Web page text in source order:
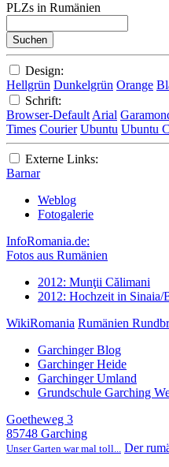
PLZs in Rumänien
Design:
Hellgrün Dunkelgrün Orange
Schrift:
Browser-Default Arial
Times Courier Ubuntu Ubuntu
Externe Links:
Barnar
Weblog
Fotogalerie
InfoRomania.de:
Fotos aus Rumänien
2012: Munţii Călimani
2012: Hochzeit in Sinaia/
WikiRomania Rumänien
Garchinger Blog
Garchinger Heide
Garchinger Umland
Grundschule Garching
Goetheweg 3
85748 Garching
Unser Garten war mal toll... Der